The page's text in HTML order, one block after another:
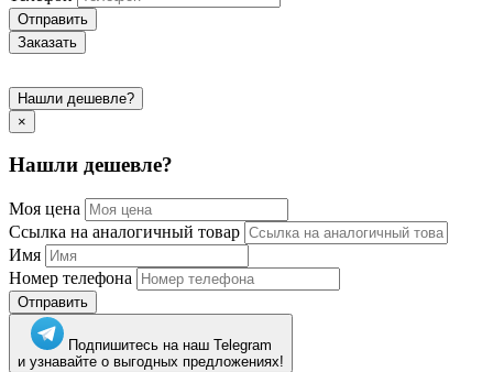
Отправить
Заказать
Нашли дешевле?
×
Нашли дешевле?
Моя цена
Ссылка на аналогичный товар
Имя
Номер телефона
Отправить
Подпишитесь на наш Telegram
и узнавайте о выгодных предложениях!